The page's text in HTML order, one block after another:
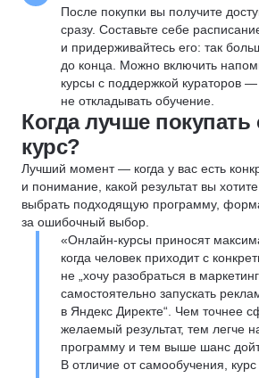
После покупки вы получите
сразу. Составьте себе
и придерживайтесь его: так
до конца. Можно включить
курсы с поддержкой кураторов
не откладывать обучение.
Когда лучше покупать
курс?
Лучший момент — когда у вас есть
и понимание, какой результат вы
выбрать подходящую программу,
за ошибочный выбор.
«Онлайн-курсы приносят
когда человек приходит с
не „хочу разобраться в
самостоятельно запускать
в Яндекс Директе“. Чем точнее
желаемый результат, тем легче
программу и тем выше шанс
В отличие от самообучения, курс